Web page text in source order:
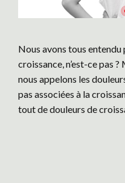
Nous avons tous
croissance, n’est-ce pas
nous appelons les
pas associées à la
tout de douleurs de